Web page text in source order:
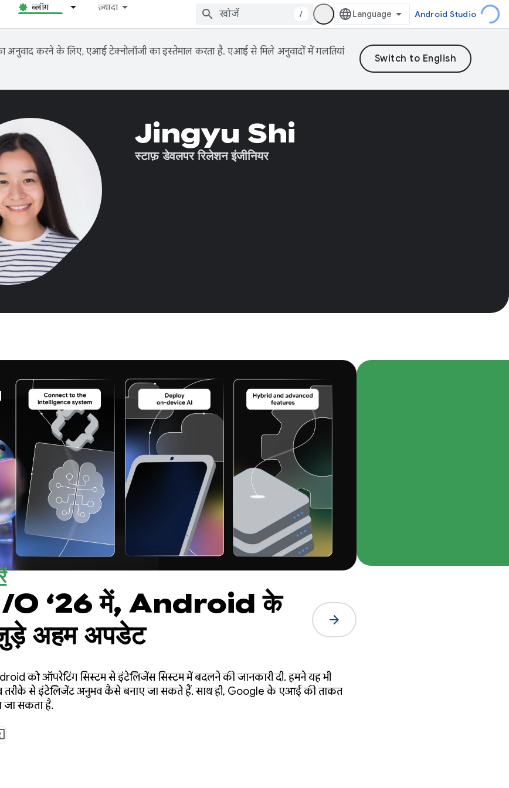
ब्लॉग ज़्यादा
/ Android Studio
अनुवाद करने के लिए, एआई टेक्नोलॉजी का इस्तेमाल करता है. एआई से मिले अनुवादों में गलतियां
Jingyu Shi
स्टाफ़ डेवलपर रिलेशन इंजीनियर
‘26 में, Android के
अहम अपडेट
arrow_forward
को ऑपरेटिंग सिस्टम से इंटेलिजेंस सिस्टम में बदलने की जानकारी दी. हमने यह भी
तरीके से इंटेलिजेंट अनुभव कैसे बनाए जा सकते हैं. साथ ही, Google के एआई की ताकत
सकता है.